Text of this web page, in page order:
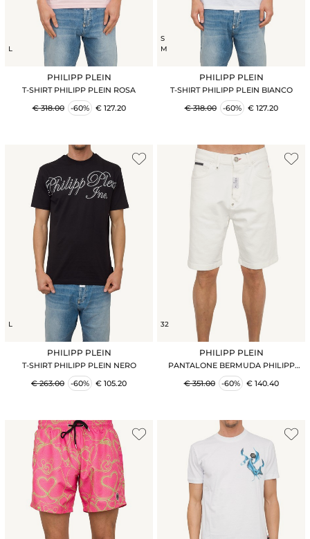
L
PHILIPP PLEIN
T-SHIRT PHILIPP PLEIN ROSA
€ 318.00
-60% € 127.20
S
M
PHILIPP PLEIN
T-SHIRT PHILIPP PLEIN BIANCO
€ 318.00
-60% € 127.20
L
PHILIPP PLEIN
T-SHIRT PHILIPP PLEIN NERO
€ 263.00
-60% € 105.20
32
PHILIPP PLEIN
PANTALONE BERMUDA PHILIPP
PLEIN BIANCO
€ 351.00
-60% € 140.40